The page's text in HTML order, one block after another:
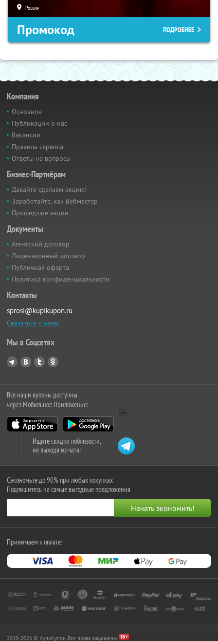
Россия
Промокод ПОДРОБНЕЕ
Компания
Основное
Публикации о нас
Вакансии
Правила сервиса
Ответы на вопросы
Бизнес-Партнёрам
Давайте сделаем акцию!
Заработайте, как Вебмастер
Прошедшие акции
Документы
Агентский договор
Лицензионный договор
Публичная оферта
Политика конфиденциальности
Контакты
sprosi@kupikupon.ru
Связаться с нами
Мы в Соцсетях
Все наши купоны доступны
через Мобильное Приложение:
Ищите скидки поблизости,
не выходя из чата:
Сэкономьте до 90% при любых покупках
Подпишитесь на самые выгодные предложения
Принимаем к оплате:
2010-2026 © КупиКупон. Все права защищены.